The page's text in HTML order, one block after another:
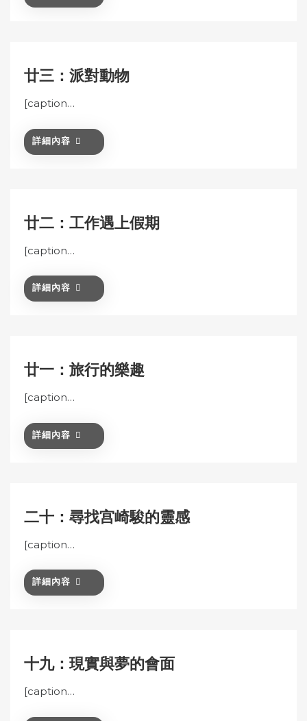
廿三：派對動物
[caption…
詳細內容
廿二：工作遇上假期
[caption…
詳細內容
廿一：旅行的樂趣
[caption…
詳細內容
二十：尋找宫崎駿的靈感
[caption…
詳細內容
十九：現實與夢的會面
[caption…